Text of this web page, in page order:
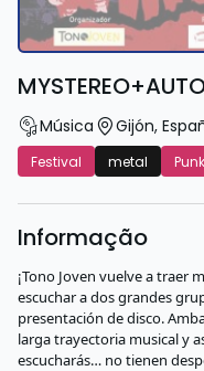
Música Gijón,
Festival metal Punk
Informação
¡Tono Joven vuelve a traer
escuchar a dos grandes
presentación de disco.
larga trayectoria musical y
escucharás… no tienen